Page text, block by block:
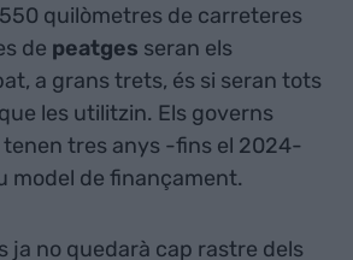
quilòmetres de carreteres
de peatges seran els
a grans trets, és si seran tots
les utilitzin. Els governs
tenen tres anys -fins el 2024-
model de finançament.
ja no quedarà cap rastre dels